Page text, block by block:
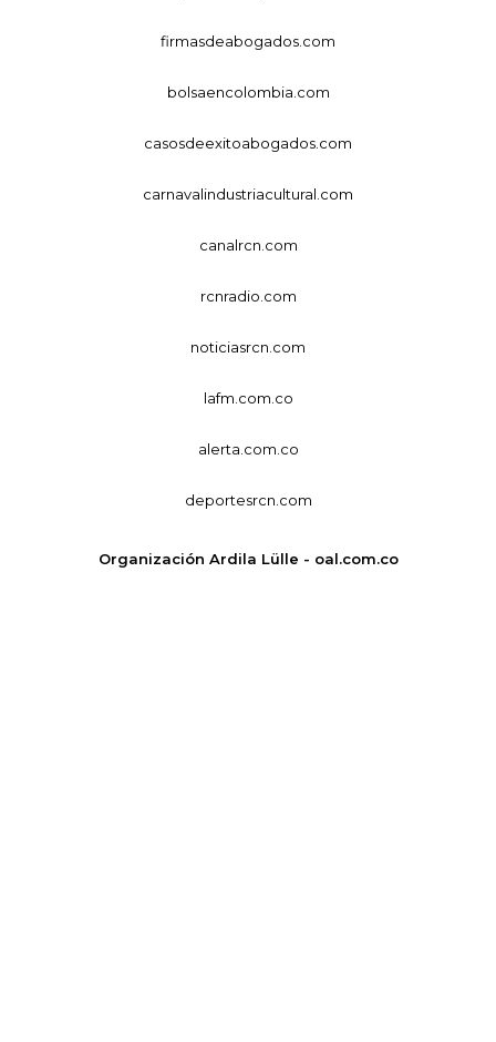
firmasdeabogados.com
bolsaencolombia.com
casosdeexitoabogados.com
carnavalindustriacultural.com
canalrcn.com
rcnradio.com
noticiasrcn.com
lafm.com.co
alerta.com.co
deportesrcn.com
Organización Ardila Lülle - oal.com.co